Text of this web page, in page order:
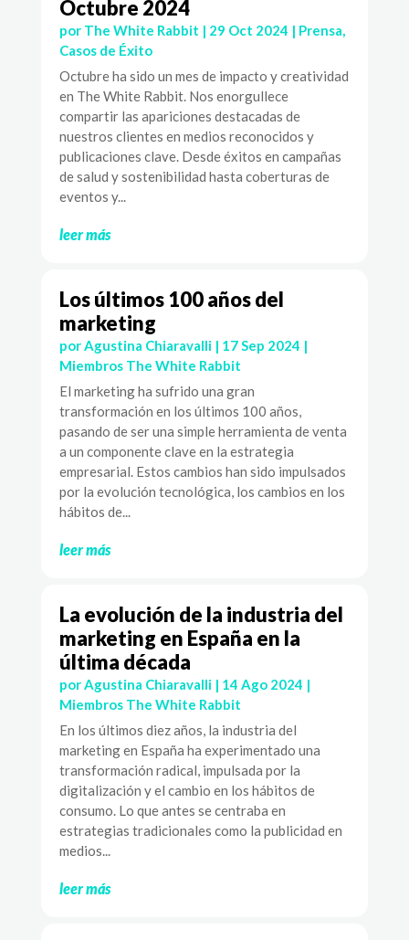
Octubre 2024
por The White Rabbit | 29 Oct 2024 | Prensa,
Casos de Éxito
Octubre ha sido un mes de impacto y creatividad
en The White Rabbit. Nos enorgullece
compartir las apariciones destacadas de
nuestros clientes en medios reconocidos y
publicaciones clave. Desde éxitos en campañas
de salud y sostenibilidad hasta coberturas de
eventos y...
leer más
Los últimos 100 años del
marketing
porAgustina Chiaravalli| 17 Sep 2024 |
Miembros The White Rabbit
El marketing ha sufrido una gran
transformación en los últimos 100 años,
pasando de ser una simple herramienta de venta
a un componente clave en la estrategia
empresarial. Estos cambios han sido impulsados
por la evolución tecnológica, los cambios en los
hábitos de...
leer más
La evolución de la industria del
marketing en España en la
última década
porAgustina Chiaravalli| 14 Ago 2024 |
Miembros The White Rabbit
En los últimos diez años, la industria del
marketing en España ha experimentado una
transformación radical, impulsada por la
digitalización y el cambio en los hábitos de
consumo. Lo que antes se centraba en
estrategias tradicionales como la publicidad en
medios...
leer más